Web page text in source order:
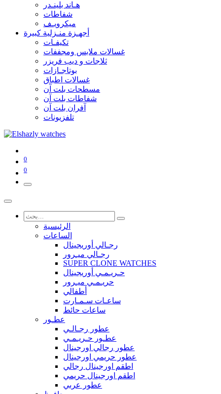
هـاند بلينـدر
شفاطات
ميكرويـف
أجهـزة منـزلية كبيرة
تكيفـات
غسالات ملابس ومجففات
ثلاجات و ديب فريزر
بوتاجـازات
غسالات اطباق
مسطحات بلت آن
شفاطات بلت آن
آفران بلت آن
تلفزيونات
0
0
الرئيسية
الساعات
رجـالي أوريجينال
رجـالي ميـرور
SUPER CLONE WATCHES
حـريـمـي أوريجينال
حريـمـي ميـرور
أطفالي
ساعـات سـمـارت
ساعات حائط
عطـور
عطور رجـالـي
عطـور حـريـمـي
عطور رجالي اورجينال
عطور حريمي اورجينال
اطقم اورجينال رجالي
اطقم اورجينال حريمي
عطور عربي